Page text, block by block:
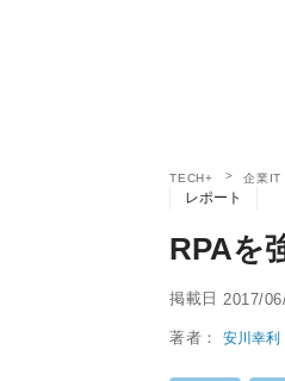
TECH+ 企業IT
レポート
RPAを
掲載日 2017/
著者：安川幸利